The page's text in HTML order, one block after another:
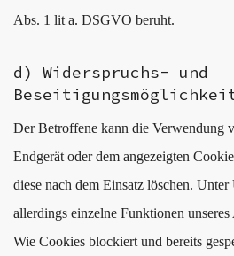
Abs. 1 lit a. DSGVO beruht.
d) Widerspruchs- und
Der Betroffene kann die Verwendung
Endgerät oder dem angezeigten
diese nach dem Einsatz löschen. Unter
allerdings einzelne Funktionen
Wie Cookies blockiert und bereits